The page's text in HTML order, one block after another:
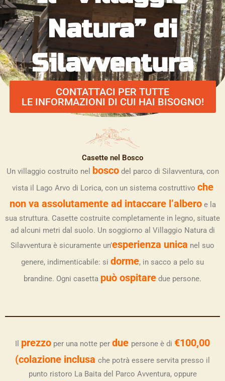
Natura” di
Silavventura
CONTATTACI PER TUTTE
LE INFORMAZIONI DI CUI HAI BISOGNO!
Casette nel Bosco
Un villaggio costruito nel boscodel parco di Silavventura, con
vista il Lago Arvo di Lorica, con un sistema costruttivo che
non va assolutamente ad intaccare l’alberoe la
sua struttura. Casette costruite completamente in legno, situate
ad alcuni metri dal suolo. Un soggiorno al Villaggio Natura di
Silavventura è sicuramente un’esperienza unica nel suo
genere, indimenticabile: si dorme, in sacco a pelo su
brandine. Ogni casetta può ospitare due persone.
Il prezzo per una notte per due persone è di €100,00
(colazione inclusa che potrà essere servita presso il
punto ristoro La Baita del Parco Avventura, oppure